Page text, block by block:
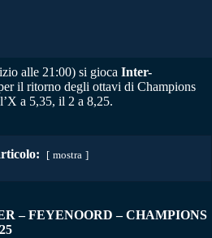
alle 21:00) si gioca Inter-
il ritorno degli ottavi di Champions
a 5,35, il 2 a 8,25.
mostra
– FEYENOORD – CHAMPIONS